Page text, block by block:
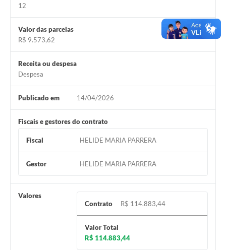
12
Valor das parcelas
R$ 9.573,62
Receita ou despesa
Despesa
Publicado em 14/04/2026
Fiscais e gestores do contrato
Fiscal HELIDE MARIA PARRERA
Gestor HELIDE MARIA PARRERA
Valores
Contrato
R$ 114.883,44
Valor Total
R$ 114.883,44